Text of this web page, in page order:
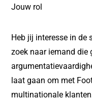
Jouw rol
Heb jij interesse in de
zoek naar iemand die
laat gaan om met
multinationale